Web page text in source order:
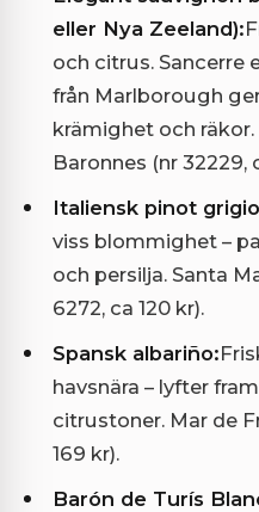
eller Nya Zeeland):
och citrus. Sancerre
från Marlborough
krämighet och räkor.
Baronnes (nr 32229,
Italiensk pinot
viss blommighet –
och persilja. Santa
6272, ca 120 kr).
Spansk albariño:
havsnära – lyfter
citrustoner. Mar de
169 kr).
Barón de Turís